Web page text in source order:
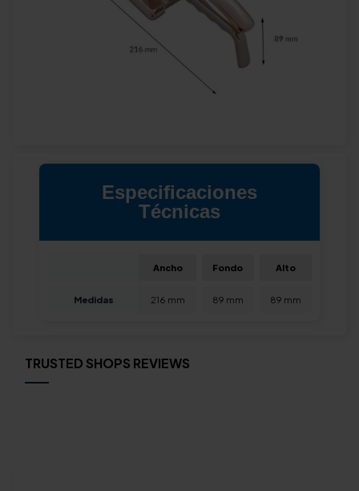
Especificaciones
Técnicas
Ancho Fondo Alto
Medidas 216 mm 89 mm 89 mm
TRUSTED SHOPS REVIEWS